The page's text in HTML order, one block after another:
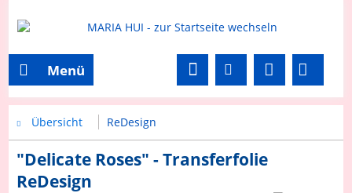
Menü
Übersicht ReDesign
"Delicate Roses" - Transferfolie
ReDesign